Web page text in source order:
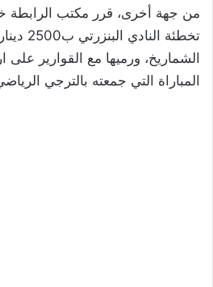
من جهة أخرى، قرر مكتب الرابطة
تخطئة
الشماريخ، ورميها مع القوارير على
المباراة التي جمعته بالترجي